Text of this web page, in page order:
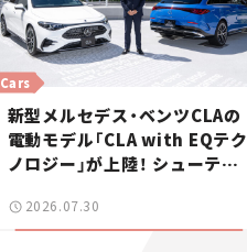
Cars
新型メルセデス・ベンツCLAの
電動モデル「CLA with EQテク
ノロジー」が上陸！ シューティ
ース】
2026.07.30